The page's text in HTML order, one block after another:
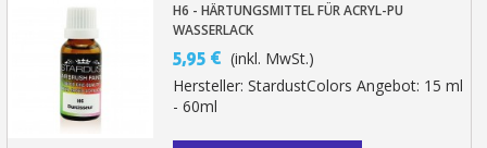
H6 - HÄRTUNGSMITTEL FÜR ACRYL-PU
WASSERLACK
5,95 € (inkl. MwSt.)
Hersteller: StardustColors Angebot: 15 ml
- 60ml